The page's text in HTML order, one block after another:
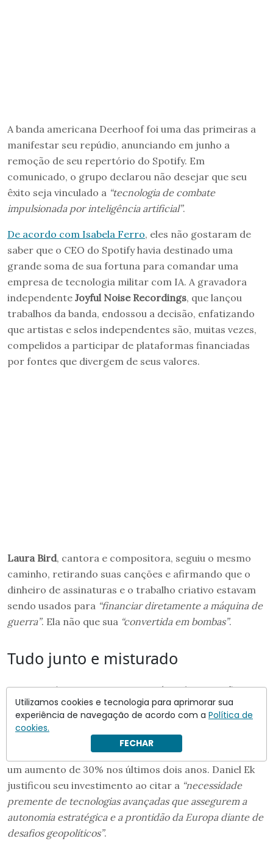
A banda americana Deerhoof foi uma das primeiras a
manifestar seu repúdio, anunciando em junho a
remoção de seu repertório do Spotify. Em
comunicado, o grupo declarou não desejar que seu
êxito seja vinculado a “tecnologia de combate
impulsionada por inteligência artificial”.
De acordo com Isabela Ferro, eles não gostaram de
saber que o CEO do Spotify havia destinado uma
grande soma de sua fortuna para comandar uma
empresa de tecnologia militar com IA. A gravadora
independente Joyful Noise Recordings, que lançou
trabalhos da banda, endossou a decisão, enfatizando
que artistas e selos independentes são, muitas vezes,
compelidos a participar de plataformas financiadas
por fontes que divergem de seus valores.
Laura Bird, cantora e compositora, seguiu o mesmo
caminho, retirando suas canções e afirmando que o
dinheiro de assinaturas e o trabalho criativo estavam
sendo usados para “financiar diretamente a máquina de
guerra”. Ela não que sua “convertida em bombas”.
Tudo junto e misturado
A controvérsia surge em um cenário de expansão
acelerada no setor de defesa europeu, que, conforme
dados da Organização do Tratado do Atlântico Norte
(OTAN), registrou um recorde de 5,2 bilhões de dólares
em investimentos de risco em 2024, representando
um aumento de 30% nos últimos dois anos. Daniel Ek
justificou seu investimento ao citar a “necessidade
premente de tecnologias avançadas que assegurem a
autonomia estratégica e a prontidão da Europa diante de
desafios geopolíticos”.
Utilizamos cookies e tecnologia para aprimorar sua
experiência de navegação de acordo com a Política de
cookies.
FECHAR